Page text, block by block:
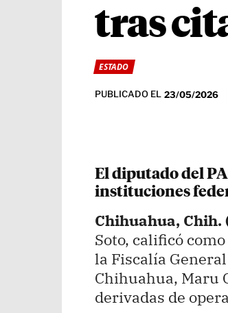
tras
ESTADO
PUBLICADO EL 23/05/2026
El diputado del
instituciones
Chihuahua, Chih.
Soto, calificó
la Fiscalía
Chihuahua, Maru
derivadas de